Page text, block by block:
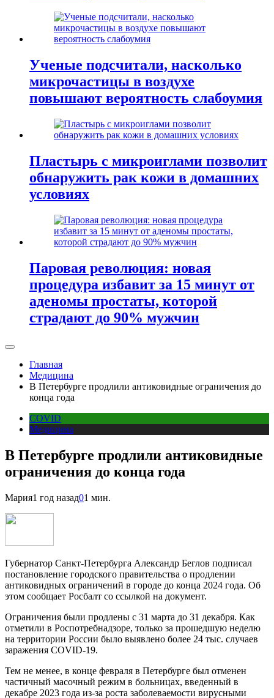
Ученые подсчитали, насколько
микрочастицы в воздухе
повышают вероятность слабоумия
Пластырь с микроиглами позволит
обнаружить рак кожи в домашних
условиях
Паровая революция: новая
процедура избавит за 15 минут от
аденомы простаты, которой
страдают до 90% мужчин
Главная
Медицина
В Петербурге продлили антиковидные ограничения до
конца года
COVID
Медицина
В Петербурге продлили антиковидные
ограничения до конца года
Мария1 год назад01 мин.
Губернатор Санкт-Петербурга Александр Беглов подписал
постановление городского правительства о продлении
антиковидных ограничений в городе до конца 2024 года. Об
этом сообщает Росбалт со ссылкой на документ.
Ограничения были продлены с 31 марта до 31 декабря. Как
отметили в Роспотребнадзоре, только за прошедшую неделю
на территории России было выявлено более 24 тыс. случаев
заражения COVID-19.
Тем не менее, в конце февраля в Петербурге был отменен
частичный масочный режим в больницах, введенный в
декабре 2023 года из-за роста заболеваемости вирусными